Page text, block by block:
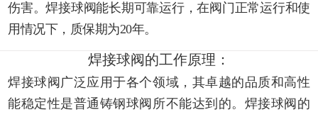
伤害。焊接球阀能长期可靠运行，在阀门正常运行和使
用情况下，质保期为20年。
焊接球阀的工作原理：
焊接球阀广泛应用于各个领域，其卓越的品质和高性
能稳定性是普通铸钢球阀所不能达到的。焊接球阀的